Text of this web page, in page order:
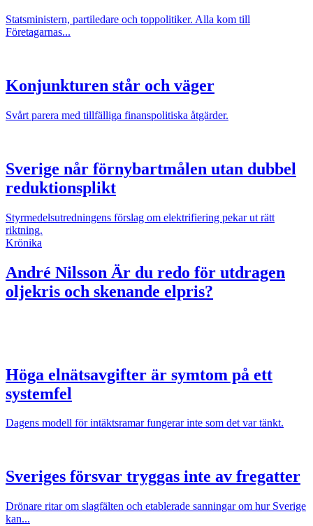
Statsministern, partiledare och toppolitiker. Alla kom till
Företagarnas...
Konjunkturen står och väger
Svårt parera med tillfälliga finanspolitiska åtgärder.
Sverige når förnybartmålen utan dubbel
reduktionsplikt
Styrmedelsutredningens förslag om elektrifiering pekar ut rätt
riktning.
Krönika
André Nilsson Är du redo för utdragen
oljekris och skenande elpris?
Höga elnätsavgifter är symtom på ett
systemfel
Dagens modell för intäktsramar fungerar inte som det var tänkt.
Sveriges försvar tryggas inte av fregatter
Drönare ritar om slagfälten och etablerade sanningar om hur Sverige
kan...